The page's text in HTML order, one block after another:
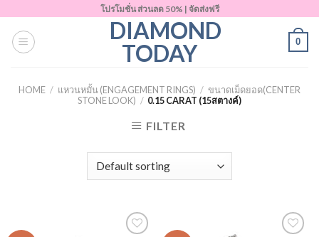
content
โปรโมชั่น ส่วนลด 50% | จัดส่งฟรี
DIAMOND
TODAY
0
HOME / แหวนหมั้น (ENGAGEMENT RINGS) / ขนาดเม็ดยอด(CENTER
STONE LOOK) / 0.15 CARAT (15สตางค์)
FILTER